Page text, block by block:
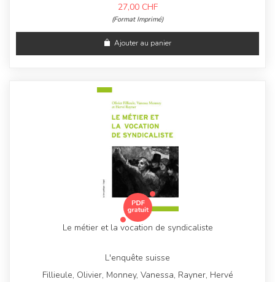
27,00 CHF
(Format Imprimé)
Ajouter au panier
Le métier et la vocation de syndicaliste
L'enquête suisse
Fillieule, Olivier, Monney, Vanessa, Rayner, Hervé